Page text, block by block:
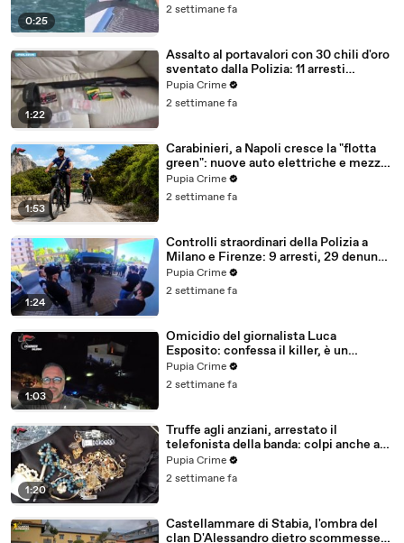
0:25
2 settimane fa
1:22
Assalto al portavalori con 30 chili d'oro
sventato dalla Polizia: 11 arresti
(25.07.26)
Pupia Crime
2 settimane fa
1:53
Carabinieri, a Napoli cresce la "flotta
green": nuove auto elettriche e mezzi
sostenibili anche sulle isole (25.07.26)
Pupia Crime
2 settimane fa
1:24
Controlli straordinari della Polizia a
Milano e Firenze: 9 arresti, 29 denunce
e oltre 7mila persone identificate
(25.07.26)
Pupia Crime
2 settimane fa
1:03
Omicidio del giornalista Luca
Esposito: confessa il killer, è un
26enne tunisino (25.07.26)
Pupia Crime
2 settimane fa
1:20
Truffe agli anziani, arrestato il
telefonista della banda: colpi anche ad
Aversa, oltre 300mila euro il bottino
stimato (24.07.26)
Pupia Crime
2 settimane fa
Castellammare di Stabia, l'ombra del
clan D'Alessandro dietro scommesse